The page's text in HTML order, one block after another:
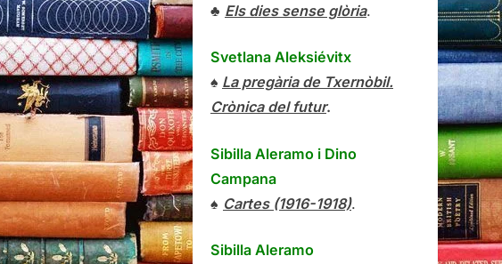
♣ Els dies sense glòria.
Svetlana Aleksiévitx
♠ La pregària de Txernòbil.
Crònica del futur.
Sibilla Aleramo i Dino
Campana
♠ Cartes (1916-1918).
Sibilla Aleramo